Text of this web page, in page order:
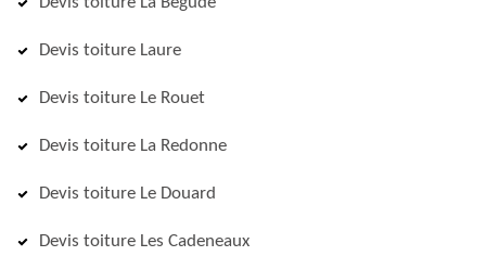
Devis toiture Laure
Devis toiture Le Rouet
Devis toiture La Redonne
Devis toiture Le Douard
Devis toiture Les Cadeneaux